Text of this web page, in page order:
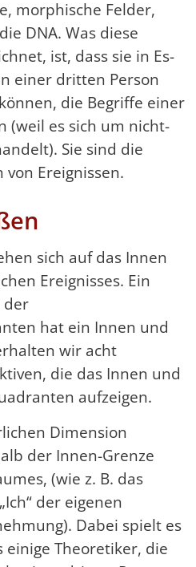
morphische Felder,
DNA. Was diese
ist, dass sie in Es-
einer dritten Person
die Begriffe einer
(weil es sich um nicht-
Sie sind die
Ereignissen.
sich auf das Innen
Ereignisses. Ein
der
hat ein Innen und
wir acht
die das Innen und
aufzeigen.
Dimension
der Innen-Grenze
(wie z. B. das
der eigenen
Dabei spielt es
einige Theoretiker, die